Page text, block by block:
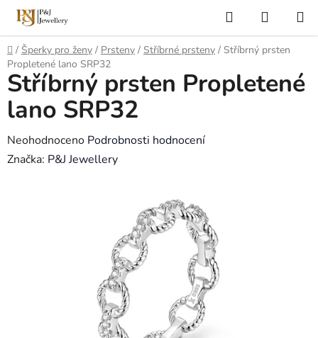
Přejít
obsah
Hledat
KOŠÍK
Domů
/ Šperky pro ženy / Prsteny / Stříbrné prsteny / Stříbrný prsten
Propletené lano SRP32
Stříbrný prsten Propletené
lano SRP32
Průměrné
hodnocení
Neohodnoceno Podrobnosti hodnocení
Značka: P&J Jewellery